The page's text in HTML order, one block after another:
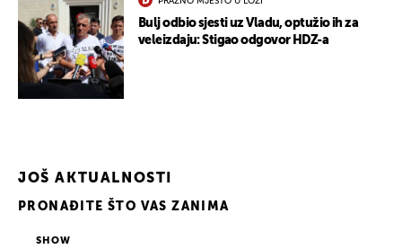
Bulj odbio sjesti uz Vladu, optužio ih za
veleizdaju: Stigao odgovor HDZ-a
JOŠ AKTUALNOSTI
PRONAĐITE ŠTO VAS ZANIMA
SHOW